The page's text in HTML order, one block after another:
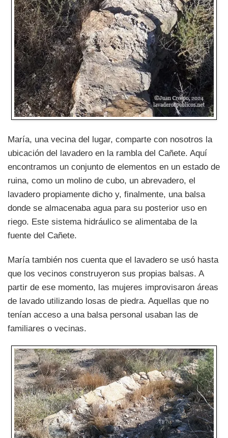
María, una vecina del lugar, comparte con nosotros la
ubicación del lavadero en la rambla del Cañete. Aquí
encontramos un conjunto de elementos en un estado de
ruina, como un molino de cubo, un abrevadero, el
lavadero propiamente dicho y, finalmente, una balsa
donde se almacenaba agua para su posterior uso en
riego. Este sistema hidráulico se alimentaba de la
fuente del Cañete.
María también nos cuenta que el lavadero se usó hasta
que los vecinos construyeron sus propias balsas. A
partir de ese momento, las mujeres improvisaron áreas
de lavado utilizando losas de piedra. Aquellas que no
tenían acceso a una balsa personal usaban las de
familiares o vecinas.